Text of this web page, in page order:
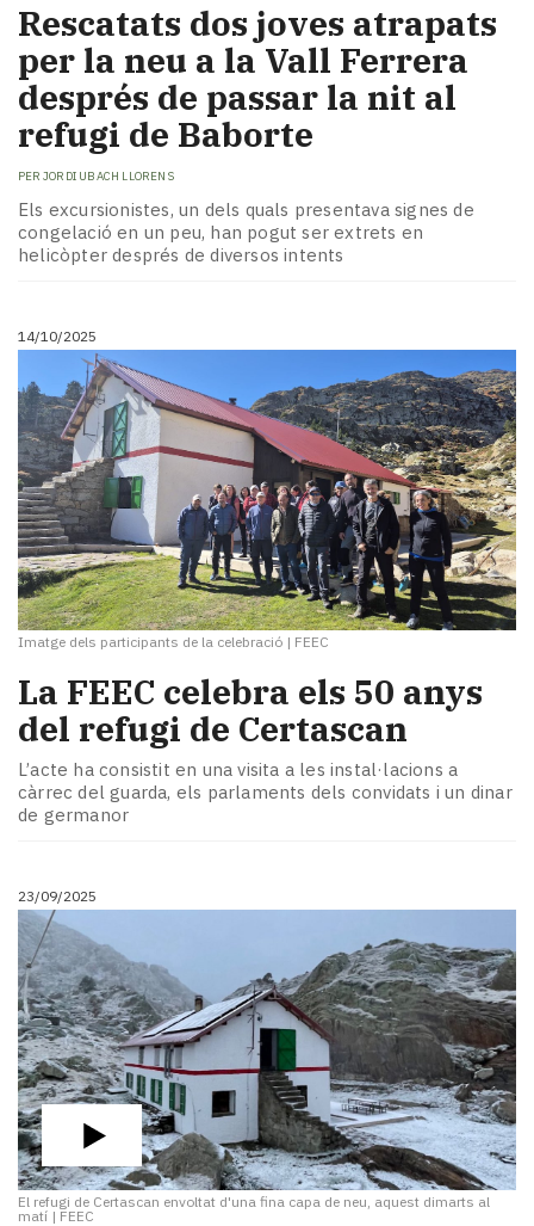
Rescatats dos joves atrapats
per la neu a la Vall Ferrera
després de passar la nit al
refugi de Baborte
PER JORDI UBACH LLORENS
Els excursionistes, un dels quals presentava signes de
congelació en un peu, han pogut ser extrets en
helicòpter després de diversos intents
14/10/2025
Imatge dels participants de la celebració | FEEC
La FEEC celebra els 50 anys
del refugi de Certascan
L’acte ha consistit en una visita a les instal·lacions a
càrrec del guarda, els parlaments dels convidats i un dinar
de germanor
23/09/2025
El refugi de Certascan envoltat d'una fina capa de neu, aquest dimarts al
matí | FEEC